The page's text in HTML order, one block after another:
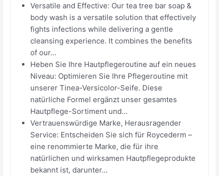
Versatile and Effective: Our tea tree bar soap &
body wash is a versatile solution that effectively
fights infections while delivering a gentle
cleansing experience. It combines the benefits
of our...
Heben Sie Ihre Hautpflegeroutine auf ein neues
Niveau: Optimieren Sie Ihre Pflegeroutine mit
unserer Tinea-Versicolor-Seife. Diese
natürliche Formel ergänzt unser gesamtes
Hautpflege-Sortiment und...
Vertrauenswürdige Marke, Herausragender
Service: Entscheiden Sie sich für Roycederm –
eine renommierte Marke, die für ihre
natürlichen und wirksamen Hautpflegeprodukte
bekannt ist, darunter...